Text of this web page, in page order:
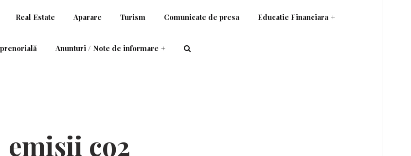
Real Estate Aparare Turism Comunicate de presa Educatie Financiara +
Anunturi / Note de informare +
emisii co2